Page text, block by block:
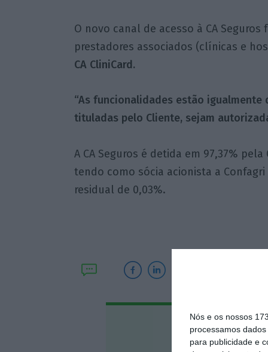
Nós e os nossos
processamos
para publicidade e
O novo canal de acesso à CA
prestadores associados (clínicas e
CA CliniCard.
“As funcionalidades estão
tituladas pelo Cliente, sejam
A CA Seguros é detida em 97,37%
tendo como sócia acionista a Confagri
residual de 0,03%.
Assine o